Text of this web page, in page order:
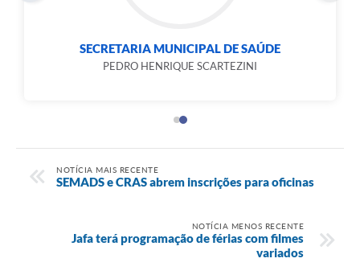
SECRETARIA MUNICIPAL DE COMUNICAÇÃO
PATRÍCIA MORATO MARANGÃO
NOTÍCIA MAIS RECENTE
SEMADS e CRAS abrem inscrições para oficinas
NOTÍCIA MENOS RECENTE
Jafa terá programação de férias com filmes
variados